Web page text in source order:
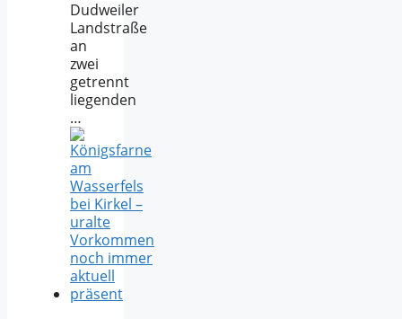
Dudweiler
Landstraße
an
zwei
getrennt
liegenden
…